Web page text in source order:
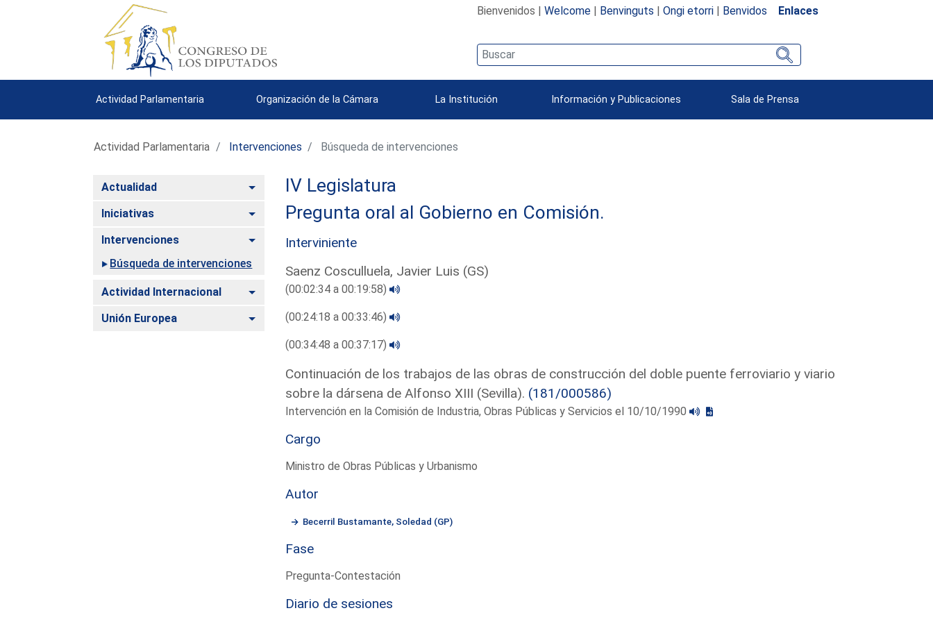
Bienvenidos | Welcome| Benvinguts | Ongi etorri| Benvidos Enlaces
Actividad Parlamentaria Organización de la Cámara La Institución Información y Publicaciones Sala de Prensa
Actividad Parlamentaria Intervenciones Búsqueda de intervenciones
Actualidad Alternar
Iniciativas Alternar
Intervenciones
Alternar
Búsqueda de intervenciones
Actividad Internacional Alternar
Unión Europea Alternar
IV Legislatura
Pregunta oral al Gobierno en Comisión.
Interviniente
Saenz Cosculluela, Javier Luis (GS)
(00:02:34 a 00:19:58)
(00:24:18 a 00:33:46)
(00:34:48 a 00:37:17)
Continuación de los trabajos de las obras de construcción del doble puente ferroviario y viario
sobre la dársena de Alfonso XIII (Sevilla). (181/000586)
Intervención en la Comisión de Industria, Obras Públicas y Servicios el 10/10/1990
Cargo
Ministro de Obras Públicas y Urbanismo
Autor
Becerril Bustamante, Soledad (GP)
Fase
Pregunta-Contestación
Diario de sesiones